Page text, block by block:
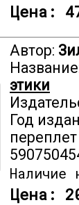
Цена:
Автор:
этики
Год
Наличие
Цена: